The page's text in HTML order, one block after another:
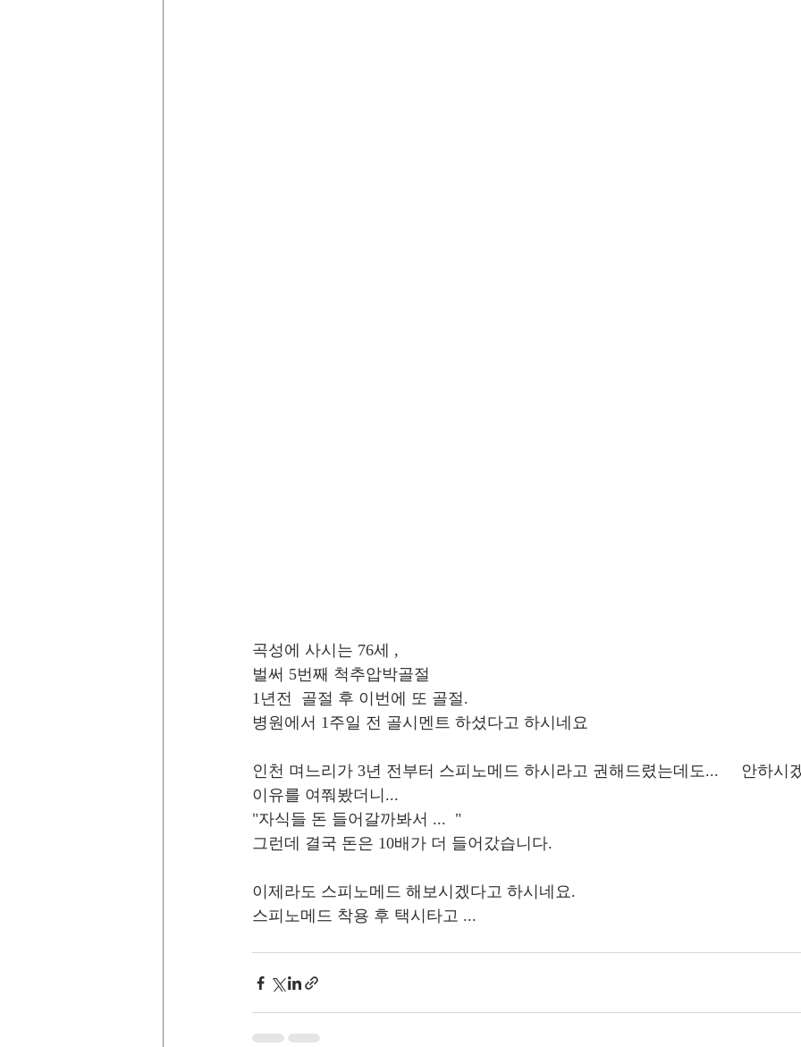
곡성에 사시는 76세 ,
벌써 5번째 척추압박골절
1년전  골절 후 이번에 또 골절.
병원에서 1주일 전 골시멘트 하셨다고 하시네요
인천 며느리가 3년 전부터 스피노메드 하시라고 권해드렸는데도...     안하시
이유를 여쭤봤더니...
"자식들 돈 들어갈까봐서 ...  "
그런데 결국 돈은 10배가 더 들어갔습니다.
이제라도 스피노메드 해보시겠다고 하시네요.
스피노메드 착용 후 택시타고 ...